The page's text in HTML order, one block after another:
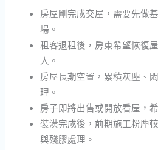
房屋剛完成交屋，需要先做
場。
租客退租後，房東希望恢復
人。
房屋長期空置，累積灰塵、
理。
房子即將出售或開放看屋，
裝潢完成後，前期施工粉塵
與殘膠處理。